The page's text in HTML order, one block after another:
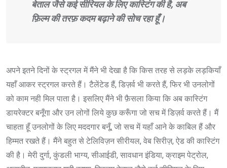
बेताल जैसे कई सीरियल के लिए कास्टिंग की है, अब
फ़िल्म की तरफ़ कदम बढ़ाने की सोच रहा हूँ।
अपने इतने दिनों के स्ट्रगल में मैंने भी देखा है कि किस तरह से लड़के लड़कियाँ
यहाँ आकर स्ट्रगल करते हैं। टैलेंटेड हैं, डिज़र्व भी करते हैं, फिर भी उनलोगों
को काम नही मिल पाता है। इसलिए मैंने भी फ़ैसला किया कि अब कास्टिंग
डायरेक्टर बनूँगा और उन लोगों लिये कुछ करूँगा जो सच में डिज़र्व करते हैं। मैं
चाहता हूँ उनलोगों के लिए मददगार बनूँ, जो सच में यहाँ आने के काबिल हैं और
हिम्मत रखते हैं। मैंने बहुत से टेलिविज़न सीरीयल, वेब सिरीज़, ऐड की कास्टिंग
की है। मेरी दुर्गा, कुंडली भाग्य, सीआईडी, सावधान इंडिया, क्राइम पेट्रोल,